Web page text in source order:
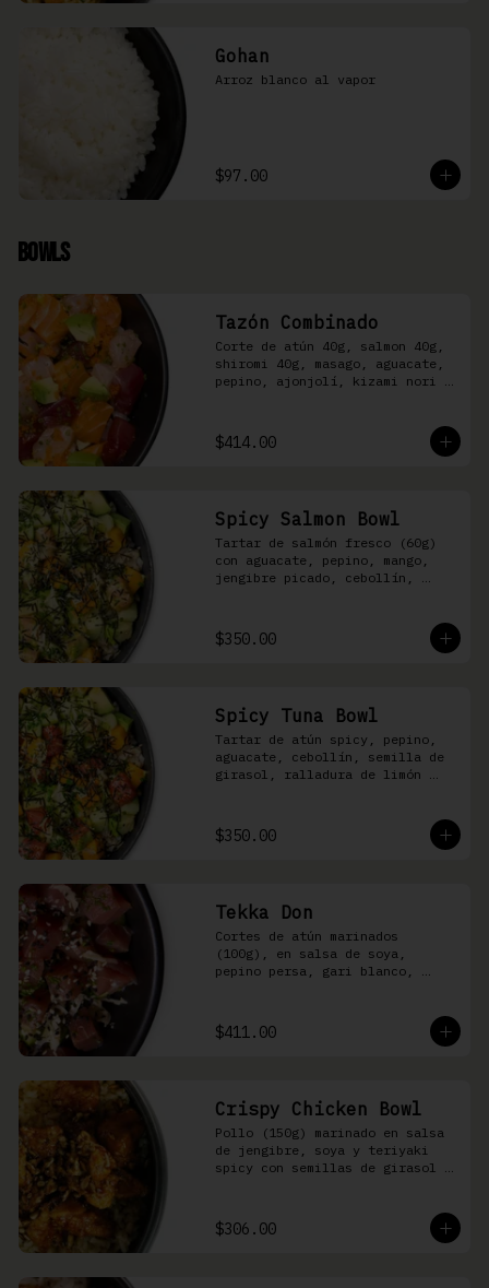
Gohan
Arroz blanco al vapor
$97.00
Bowls
Tazón Combinado
Corte de atún 40g, salmon 40g,
shiromi 40g, masago, aguacate,
pepino, ajonjolí, kizami nori y
$414.00
Spicy Salmon Bowl
Tartar de salmón fresco (60g)
con aguacate, pepino, mango,
jengibre picado, cebollín,
shari
$350.00
Spicy Tuna Bowl
Tartar de atún spicy, pepino,
aguacate, cebollín, semilla de
girasol, ralladura de limón
$350.00
Tekka Don
Cortes de atún marinados
(100g), en salsa de soya,
pepino persa, gari blanco,
$411.00
Crispy Chicken Bowl
Pollo (150g) marinado en salsa
de jengibre, soya y teriyaki
spicy con semillas de girasol y
$306.00